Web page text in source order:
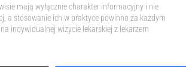
mają wyłącznie charakter informacyjny i nie
a stosowanie ich w praktyce powinno za każdym
indywidualnej wizycie lekarskiej z lekarzem